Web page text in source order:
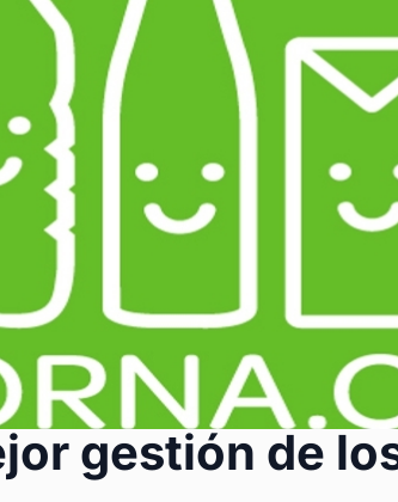
gestión de